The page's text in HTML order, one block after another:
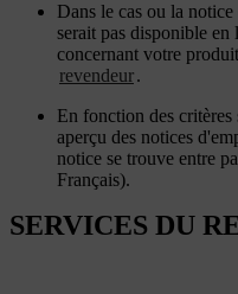
Dans le cas ou la
serait pas disponible en
concernant votre
revendeur.
En fonction des
aperçu des notices
notice se trouve entre
Français).
SERVICES DU